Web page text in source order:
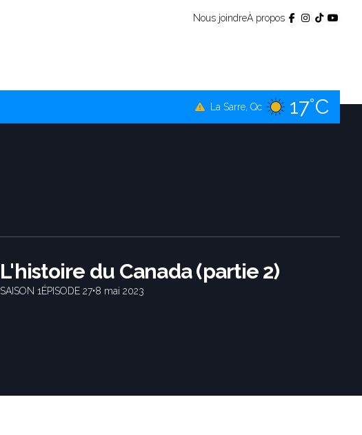
Nous joindreÀ propos
17°C
20°C
L'histoire du Canada (partie 2)
SAISON 1 ÉPISODE 27•8 mai 2023